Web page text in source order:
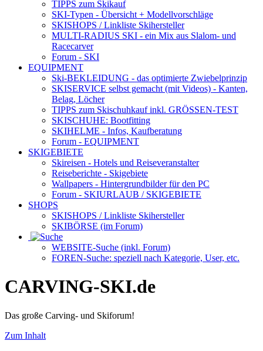
TIPPS zum Skikauf
SKI-Typen - Übersicht + Modellvorschläge
SKISHOPS / Linkliste Skihersteller
MULTI-RADIUS SKI - ein Mix aus Slalom- und
Racecarver
Forum - SKI
EQUIPMENT
Ski-BEKLEIDUNG - das optimierte Zwiebelprinzip
SKISERVICE selbst gemacht (mit Videos) - Kanten,
Belag, Löcher
TIPPS zum Skischuhkaufinkl. GRÖSSEN-TEST
SKISCHUHE: Bootfitting
SKIHELME - Infos, Kaufberatung
Forum - EQUIPMENT
SKIGEBIETE
Skireisen - Hotels und Reiseveranstalter
Reiseberichte - Skigebiete
Wallpapers - Hintergrundbilder für den PC
Forum - SKIURLAUB / SKIGEBIETE
SHOPS
SKISHOPS / Linkliste Skihersteller
SKIBÖRSE (im Forum)
WEBSITE-Suche (inkl. Forum)
FOREN-Suche: speziell nach Kategorie, User, etc.
CARVING-SKI.de
Das große Carving- und Skiforum!
Zum Inhalt